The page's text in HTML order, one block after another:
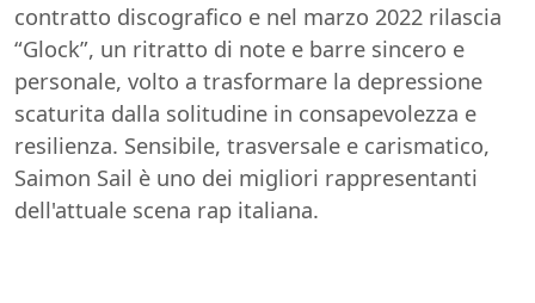
contratto discografico e nel marzo 2022 rilascia
“Glock”, un ritratto di note e barre sincero e
personale, volto a trasformare la depressione
scaturita dalla solitudine in consapevolezza e
resilienza. Sensibile, trasversale e carismatico,
Saimon Sail è uno dei migliori rappresentanti
dell'attuale scena rap italiana.